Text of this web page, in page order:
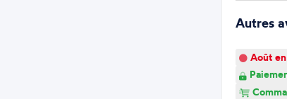
Autres
Août